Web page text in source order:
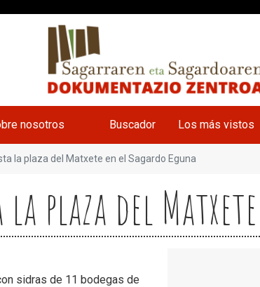
nosotros Buscador Los más vistos
la plaza del Matxete en el Sagardo Eguna
plaza del
sidras de 11 bodegas de